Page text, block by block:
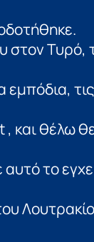
στον
και θέλω
το